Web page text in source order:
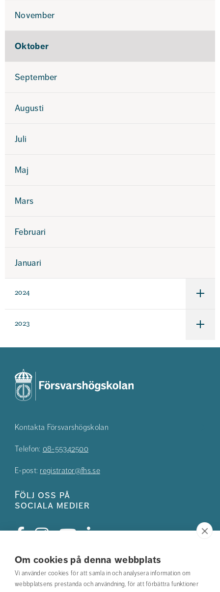
Om cookies på denna webbplats
Vi använder cookies för att samla in och analysera information om
webbplatsens prestanda och användning, för att förbättra funktioner
November
Oktober
September
Augusti
Juli
Maj
Mars
Februari
Januari
2024
2023
Kontakta Försvarshögskolan
Telefon: 08-55342500
E-post: registrator@fhs.se
Följ oss på
sociala medier
Studentkåren
Hitta din utbildning